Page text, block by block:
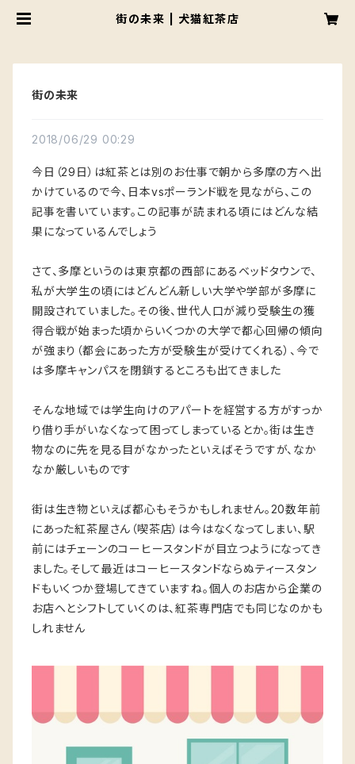
街の未来 | 犬猫紅茶店
街の未来
2018/06/29 00:29
今日（29日）は紅茶とは別のお仕事で朝から多摩の方へ出
かけているので今、日本vsポーランド戦を見ながら、この
記事を書いています。この記事が読まれる頃にはどんな結
果になっているんでしょう
さて、多摩というのは東京都の西部にあるベッドタウンで、
私が大学生の頃にはどんどん新しい大学や学部が多摩に
開設されていました。その後、世代人口が減り受験生の獲
得合戦が始まった頃からいくつかの大学で都心回帰の傾向
が強まり（都会にあった方が受験生が受けてくれる）、今で
は多摩キャンパスを閉鎖するところも出てきました
そんな地域では学生向けのアパートを経営する方がすっか
り借り手がいなくなって困ってしまっているとか。街は生き
物なのに先を見る目がなかったといえばそうですが、なか
なか厳しいものです
街は生き物といえば都心もそうかもしれません。20数年前
にあった紅茶屋さん（喫茶店）は今はなくなってしまい、駅
前にはチェーンのコーヒースタンドが目立つようになってき
ました。そして最近はコーヒースタンドならぬティースタン
ドもいくつか登場してきていますね。個人のお店から企業の
お店へとシフトしていくのは、紅茶専門店でも同じなのかも
しれません